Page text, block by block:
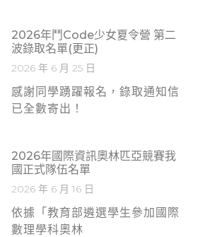
2026年鬥Code少女夏令營 第二
波錄取名單(更正)
2026 年 6 月 25 日
感謝同學踴躍報名，錄取通知信
已全數寄出！
2026年國際資訊奧林匹亞競賽我
國正式隊伍名單
2026 年 6 月 16 日
依據「教育部遴選學生參加國際
數理學科奧林